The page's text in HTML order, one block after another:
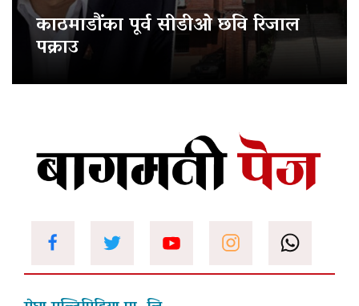
काठमाडौंका पूर्व सीडीओ छवि रिजाल
पक्राउ